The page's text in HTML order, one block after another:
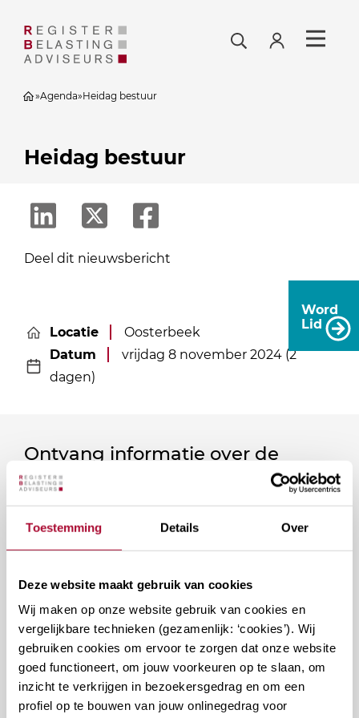
Toestemming Details Over
Deze website maakt gebruik van cookies
Wij maken op onze website gebruik van cookies en
vergelijkbare technieken (gezamenlijk: ‘cookies’). Wij
gebruiken cookies om ervoor te zorgen dat onze website
goed functioneert, om jouw voorkeuren op te slaan, om
inzicht te verkrijgen in bezoekersgedrag en om een
profiel op te bouwen van jouw onlinegedrag voor
Word
Lid
»Agenda»Heidag bestuur
Heidag bestuur
Deel dit nieuwsbericht
Locatie
Oosterbeek
Datum
vrijdag 8 november 2024 (2
dagen)
Ontvang informatie over de
vereniging en/of ons
onderwijsaanbod?
Ontvang informatie m.b.t. de vereniging en/of
van het RB? Geef dan in je profiel op Mijn RB
aan welke nieuwsbrieven je wil ontvangen.
Welke
nieuwsbrieven
zou
Permanente Educatie nieuwsbrief